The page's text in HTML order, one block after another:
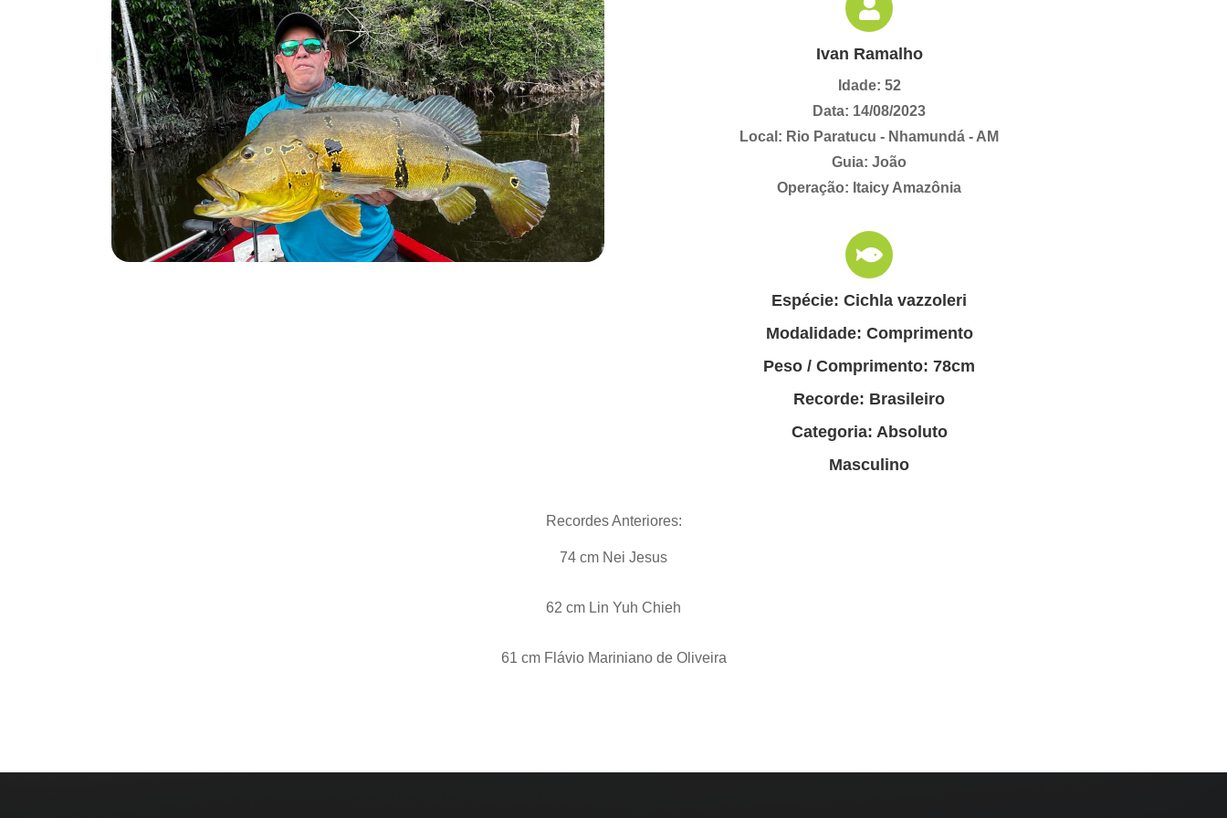
Ivan Ramalho
Idade: 52
Data: 14/08/2023
Local: Rio Paratucu - Nhamundá - AM
Guia: João
Operação: Itaicy Amazônia
Espécie: Cichla vazzoleri
Modalidade: Comprimento
Peso / Comprimento: 78cm
Recorde: Brasileiro
Categoria: Absoluto
Masculino
Recordes Anteriores:
74 cm Nei Jesus
62 cm Lin Yuh Chieh
61 cm Flávio Mariniano de Oliveira